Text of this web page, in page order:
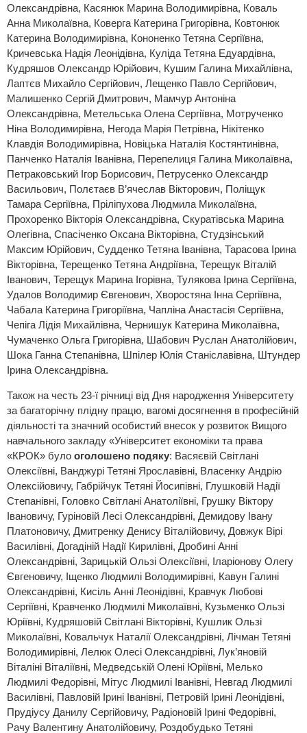
Олександрівна, Касянюк Марина Володимирівна, Коваль
Анна Миколаївна, Коверга Катерина Григорівна, Ковтонюк
Катерина Володимирівна, Кононенко Тетяна Сергіївна,
Кричевська Надія Леонідівна, Куліда Тетяна Едуардівна,
Кудряшов Олександр Юрійович, Кушим Галина Михайлівна,
Лаптєв Михайло Сергійович, Лещенко Павло Сергійович,
Малишенко Сергій Дмитрович, Мамчур Антоніна
Олександрівна, Метельська Олена Сергіївна, Мотрученко
Ніна Володимирівна, Негода Марія Петрівна, Нікітенко
Клавдія Володимирівна, Новіцька Наталія Костянтинівна,
Панченко Наталія Іванівна, Перепелиця Галина Миколаївна,
Петраковський Ігор Борисович, Петрусенко Олександр
Васильович, Полєтаєв В’ячеслав Вікторович, Поліщук
Тамара Сергіївна, Пріліпухова Людмила Миколаївна,
Прохоренко Вікторія Олександрівна, Скуратівська Марина
Олегівна, Спасіченко Оксана Вікторівна, Студзінський
Максим Юрійович, Судденко Тетяна Іванівна, Тарасова Ірина
Вікторівна, Терещенко Тетяна Андріївна, Терещук Віталій
Іванович, Терещук Марина Ігорівна, Тулякова Ірина Сергіївна,
Удалов Володимир Євгенович, Хворостяна Інна Сергіївна,
Чабала Катерина Григоріївна, Чапліна Анастасія Сергіївна,
Чепіга Лідія Михайлівна, Чернишук Катерина Миколаївна,
Чумаченко Ольга Григорівна, Шабович Руслан Анатолійович,
Шока Ганна Степанівна, Шпілер Юлія Станіславівна, Штундер
Ірина Олександрівна.
Також на честь 23-ї річниці від Дня народження Університету
за багаторічну плідну працю, вагомі досягнення в професійній
діяльності та значний особистий внесок у розвиток Вищого
навчального закладу «Університет економіки та права
«КРОК» було оголошено подяку: Васяєвій Світлані
Олексіївні, Ванджурі Тетяні Ярославівні, Власенку Андрію
Олексійовичу, Габрійчук Тетяні Йосипівні, Глушковій Надії
Степанівні, Головко Світлані Анатоліївні, Грушку Віктору
Івановичу, Гуріновій Лесі Олександрівні, Демидову Івану
Платоновичу, Дмитренку Денису Віталійовичу, Довжук Вірі
Василівні, Догадіній Надії Кирилівні, Дробині Анні
Олександрівні, Зарицькій Ользі Олексіївні, Іларіонову Олегу
Євгеновичу, Іщенко Людмилі Володимирівні, Кавун Галині
Олександрівні, Кисіль Анні Леонідівні, Кравчук Любові
Сергіївні, Кравченко Людмилі Миколаївні, Кузьменко Ользі
Юріївні, Кудряшовій Світлані Вікторівні, Кушлик Ользі
Миколаївні, Ковальчук Наталії Олександрівні, Лічман Тетяні
Володимирівні, Лелюк Олесі Олександрівні, Лук’яновій
Віталіні Віталіївні, Медведській Олені Юріївні, Мелько
Людмилі Федорівні, Мітус Людмилі Іванівні, Невгад Людмилі
Василівні, Павловій Ірині Іванівні, Петровій Ірині Леонідівні,
Прудіусу Данилу Сергійовичу, Радіоновій Ірині Федорівні,
Рачу Валентину Анатолійовичу, Роздобудько Тетяні